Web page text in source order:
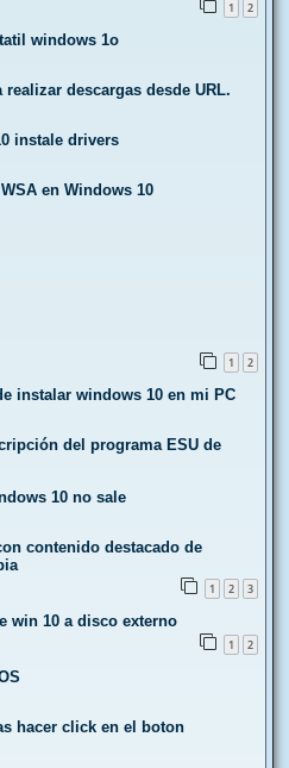
1 2
windows 1o
descargas desde URL.
instale drivers
en Windows 10
1 2
instalar windows 10 en mi PC
del programa ESU de
10 no sale
contenido destacado de
1 2 3
win 10 a disco externo
1 2
hacer click en el boton